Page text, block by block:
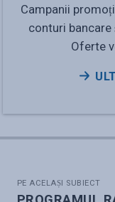
Campanii
conturi bancare
Oferte
PE ACELAȘI SUBIECT